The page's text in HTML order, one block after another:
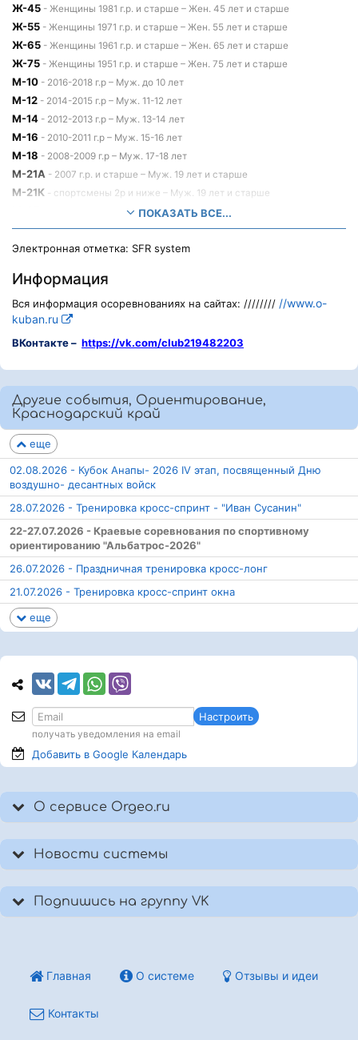
Ж-45 - Женщины 1981 г.р. и старше – Жен. 45 лет и старше
Ж-55 - Женщины 1971 г.р. и старше – Жен. 55 лет и старше
Ж-65 - Женщины 1961 г.р. и старше – Жен. 65 лет и старше
Ж-75 - Женщины 1951 г.р. и старше – Жен. 75 лет и старше
М-10 - 2016-2018 г.р – Муж. до 10 лет
М-12 - 2014-2015 г.р – Муж. 11-12 лет
М-14 - 2012-2013 г.р – Муж. 13-14 лет
М-16 - 2010-2011 г.р – Муж. 15-16 лет
М-18 - 2008-2009 г.р – Муж. 17-18 лет
М-21А - 2007 г.р. и старше – Муж. 19 лет и старше
М-21К - спортсмены 2р и ниже – Муж. 19 лет и старше
- Мужчины 1991 г.р. и старше – Муж. 35 лет и старше
М-45- Мужчины 1981 г.р. и старше – Муж. 45 лет и старше
М-55- Мужчины 1971 г.р. и старше – Муж. 55 лет и старше
М-75- Мужчины 1951 г.р. и старше – Муж. 75 лет и старше
М-80- Мужчины 1946 г.р. и старше – Муж. 80 лет и старше
ПОКАЗАТЬ ВСЕ...
Электронная отметка: SFR system
Информация
Вся информация осоревнованиях на сайтах: //////// //www.o-
kuban.ru
ВКонтакте – https://vk.com/club219482203
Другие события, Ориентирование,
Краснодарский край
еще
02.08.2026 - Кубок Анапы- 2026 IV этап, посвященный Дню
воздушно- десантных войск
28.07.2026 - Тренировка кросс-спринт - "Иван Сусанин"
22-27.07.2026 - Краевые соревнования по спортивному
ориентированию "Альбатрос-2026"
26.07.2026 - Праздничная тренировка кросс-лонг
21.07.2026 - Тренировка кросс-спринт окна
еще
Настроить
получать уведомления на email
Добавить в Google Календарь
О сервисе Orgeo.ru
Новости системы
Подпишись на группу VK
Главная О системе Отзывы и идеи
Контакты